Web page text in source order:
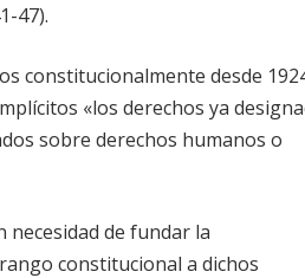
47).
constitucionalmente desde
«los derechos ya
sobre derechos humanos o
necesidad de fundar la
constitucional a dichos